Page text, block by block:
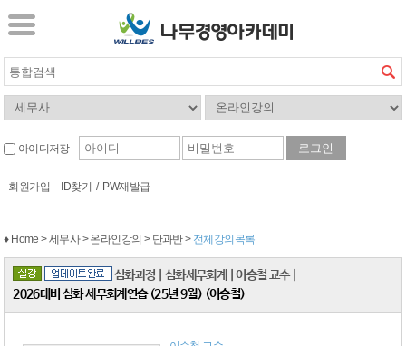
아이디저장
회원가입 ID찾기 / PW재발급
♦ Home > 세무사 > 온라인강의 > 단과반 > 전체강의목록
심화과정 심화세무회계 이승철 교수
2026대비 심화 세무회계연습 (25년 9월) (이승철)